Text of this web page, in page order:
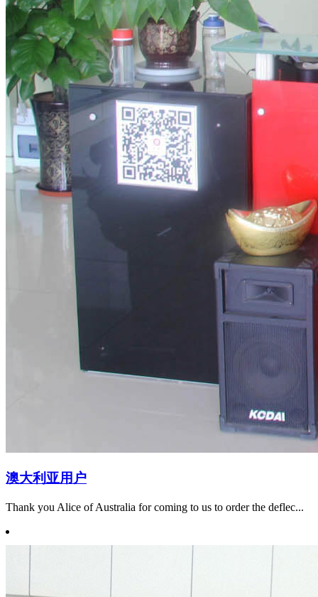
澳大利亚用户
Thank you Alice of Australia for coming to us to order the deflec...